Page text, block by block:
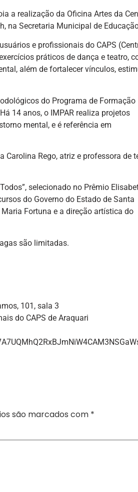
a realização da Oficina Artes da
na Secretaria Municipal de
e profissionais do CAPS
práticos de dança e teatro,
além de fortalecer vínculos,
do Programa de Formação
14 anos, o IMPAR realiza projetos
mental, e é referência em
Rego, atriz e professora de
selecionado no Prêmio
do Governo do Estado de Santa
Fortuna e a direção artística do
são limitadas.
101, sala 3
do CAPS de Araquari
são marcados com *